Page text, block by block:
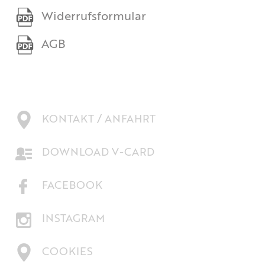
Widerrufsformular
AGB
KONTAKT / ANFAHRT
DOWNLOAD V-CARD
FACEBOOK
INSTAGRAM
COOKIES